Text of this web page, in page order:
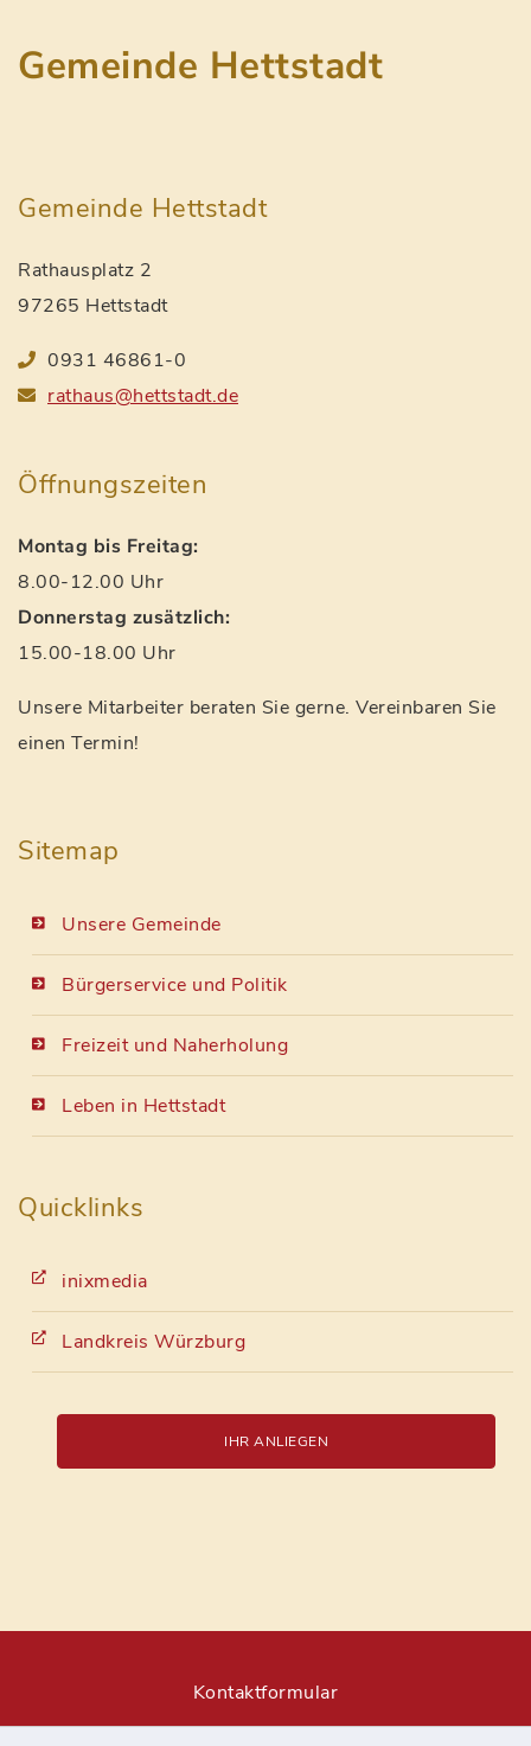
Gemeinde Hettstadt
Gemeinde Hettstadt
Rathausplatz 2
97265 Hettstadt
0931 46861-0
rathaus@hettstadt.de
Öffnungszeiten
Montag bis Freitag:
8.00-12.00 Uhr
Donnerstag zusätzlich:
15.00-18.00 Uhr
Unsere Mitarbeiter beraten Sie gerne. Vereinbaren Sie
einen Termin!
Sitemap
Unsere Gemeinde
Bürgerservice und Politik
Freizeit und Naherholung
Leben in Hettstadt
Quicklinks
inixmedia
Landkreis Würzburg
IHR ANLIEGEN
Kontaktformular